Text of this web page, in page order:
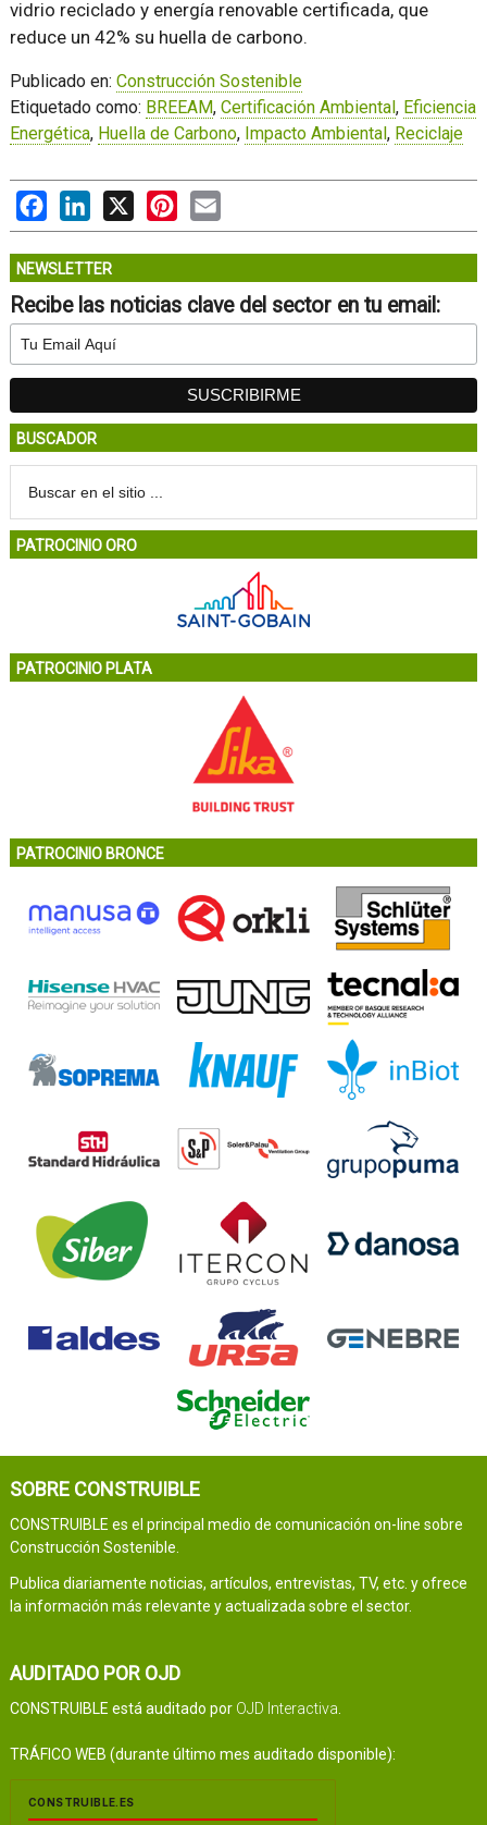
vidrio reciclado y energía renovable certificada, que
reduce un 42% su huella de carbono.
Publicado en: Construcción Sostenible
Etiquetado como: BREEAM, Certificación Ambiental , Eficiencia
Energética, Huella de Carbono, Impacto Ambiental , Reciclaje
FacebookLinkedIn Pinterest
NEWSLETTER
Recibe las noticias clave del sector en tu email:
BUSCADOR
PATROCINIO ORO
PATROCINIO PLATA
PATROCINIO BRONCE
SOBRE CONSTRUIBLE
CONSTRUIBLE es el principal medio de comunicación on-line sobre
Construcción Sostenible.
Publica diariamente noticias, artículos, entrevistas, TV, etc. y ofrece
la información más relevante y actualizada sobre el sector.
AUDITADO POR OJD
CONSTRUIBLE está auditado por OJD Interactiva
TRÁFICO WEB (durante último mes auditado disponible):